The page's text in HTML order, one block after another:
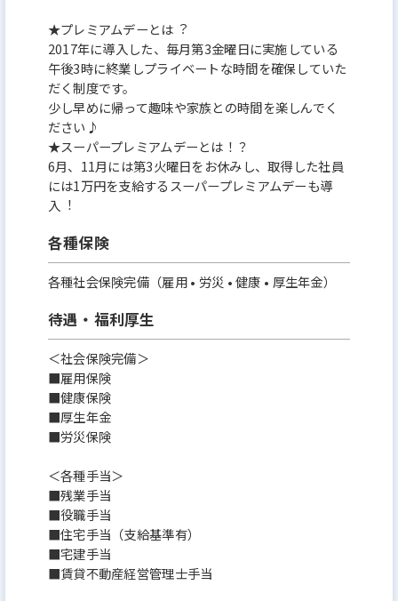
★プレミアムデーとは︖
2017年に導⼊した、毎⽉第3金曜⽇に実施している
午後3時に終業しプライベートな時間を確保していた
だく制度です。
少し早めに帰って趣味や家族との時間を楽しんでく
ださい♪
★スーパープレミアムデーとは！？
6⽉、11⽉には第3火曜日をお休みし、取得した社員
には1万円を⽀給するスーパープレミアムデーも導
⼊︕
各種保険
各種社会保険完備（雇用 • 労災 • 健康 • 厚生年金）
待遇・福利厚生
＜社会保険完備＞
■雇用保険
■健康保険
■厚生年金
■労災保険
＜各種手当＞
■残業⼿当
■役職⼿当
■住宅⼿当（⽀給基準有）
■宅建⼿当
■賃貸不動産経営管理⼠⼿当